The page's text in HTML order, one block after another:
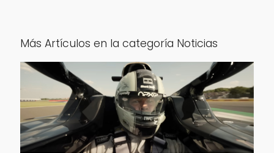
Más Artículos en la categoría Noticias